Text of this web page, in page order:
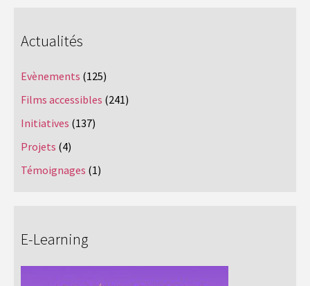
Actualités
Evènements (125)
Films accessibles (241)
Initiatives (137)
Projets (4)
Témoignages (1)
E-Learning